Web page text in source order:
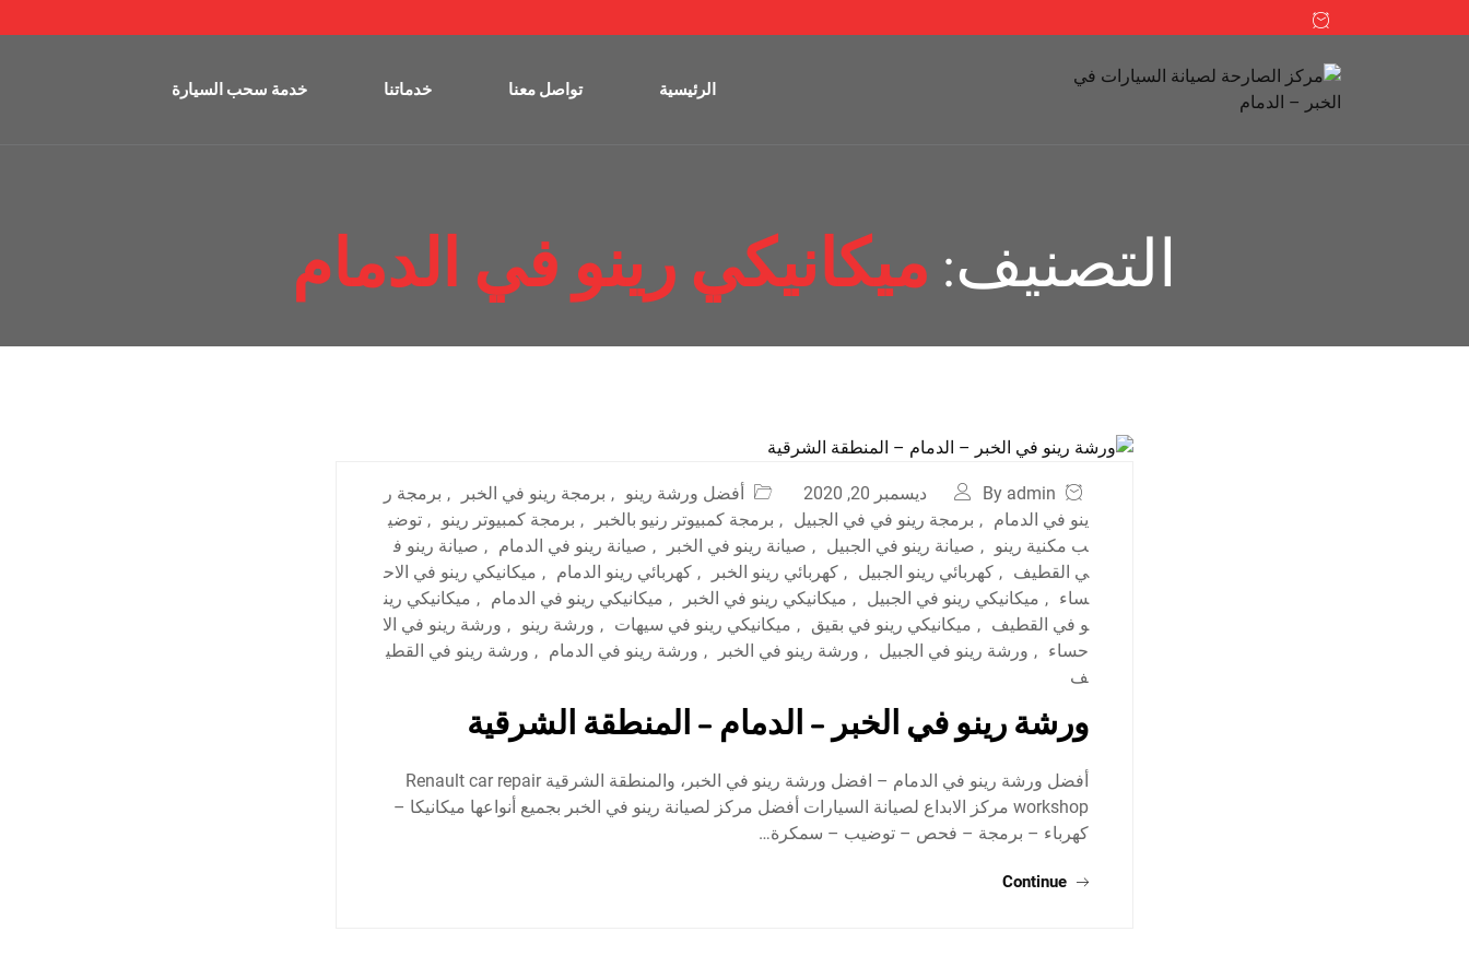
الرئيسية تواصل معنا خدماتنا خدمة سحب السيارة
التصنيف: ميكانيكي رينو في الدمام
By admin ديسمبر 20, 2020 أفضل ورشة رينو , برمجة رينو في الخبر , برمجة ر
ينو في الدمام , برمجة رينو في في الجبيل , برمجة كمبيوتر رنيو بالخبر , برمجة كمبيوتر رينو , توضي
ب مكنية رينو , صيانة رينو في الجبيل , صيانة رينو في الخبر , صيانة رينو في الدمام , صيانة رينو ف
ي القطيف , كهربائي رينو الجبيل , كهربائي رينو الخبر , كهربائي رينو الدمام , ميكانيكي رينو في الاح
ساء , ميكانيكي رينو في الجبيل , ميكانيكي رينو في الخبر , ميكانيكي رينو في الدمام , ميكانيكي رين
و في القطيف , ميكانيكي رينو في بقيق , ميكانيكي رينو في سيهات , ورشة رينو , ورشة رينو في الا
حساء , ورشة رينو في الجبيل , ورشة رينو في الخبر , ورشة رينو في الدمام , ورشة رينو في القطي
ف
ورشة رينو في الخبر – الدمام – المنطقة الشرقية
أفضل ورشة رينو في الدمام – افضل ورشة رينو في الخبر، والمنطقة الشرقية Renault car repair
workshop مركز الابداع لصيانة السيارات أفضل مركز لصيانة رينو في الخبر بجميع أنواعها ميكانيكا –
كهرباء – برمجة – فحص – توضيب – سمكرة…
Continue